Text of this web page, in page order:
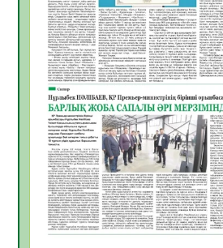
Ел игілігі үшін еңбек етіп
құрылысшыларға құрмет
08.08.2026
ҚЫЗЫЛОРДАДА «ЖАСЫЛ
ЖАСАҚТАРЫНЫҢ
ЭКОЛОГИЯЛЫҚ СЕНБІЛІК
08.08.2026
Білім гранты иегерлерінің
07.08.2026
Қазақстандықтар
жақсылық күтеді – қоғамдық